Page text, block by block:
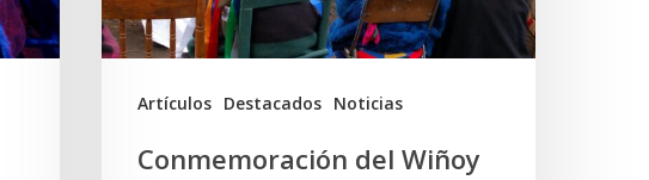
Artículos Destacados Noticias
Sociedad
Mapuche
Ancestral
Conmemoración del Wiñoy